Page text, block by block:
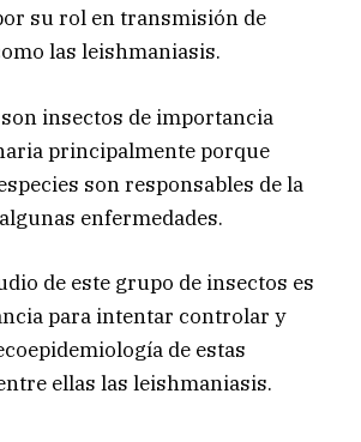
su rol en transmisión de
las leishmaniasis.
insectos de importancia
principalmente porque
son responsables de la
enfermedades.
de este grupo de insectos es
para intentar controlar y
de estas
ellas las leishmaniasis.